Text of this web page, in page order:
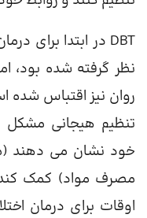
DBT در ابتدا برای درمان
نظر گرفته شده بود،
روان نیز اقتباس شده
تنظیم هیجانی مشکل
خود نشان می دهند
مصرف مواد) کمک